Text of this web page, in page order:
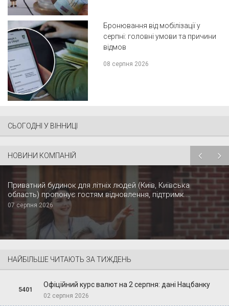
Бронювання від мобілізації у
серпні: головні умови та причини
відмов
08 серпня 2026
СЬОГОДНІ У ВІННИЦІ
НОВИНИ КОМПАНІЙ
Приватний будинок для літніх людей (Київ, Київська
область) пропонує гостям відновлення, підтримк...
07 серпня 2026
НАЙБІЛЬШЕ ЧИТАЮТЬ ЗА ТИЖДЕНЬ
5401
Офіційний курс валют на 2 серпня: дані Нацбанку
02 серпня 2026